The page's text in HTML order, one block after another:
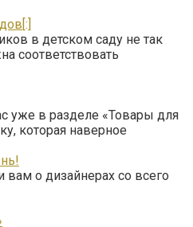
в детском саду не так
соответствовать
уже в разделе «Товары для
которая наверное
о дизайнерах со всего